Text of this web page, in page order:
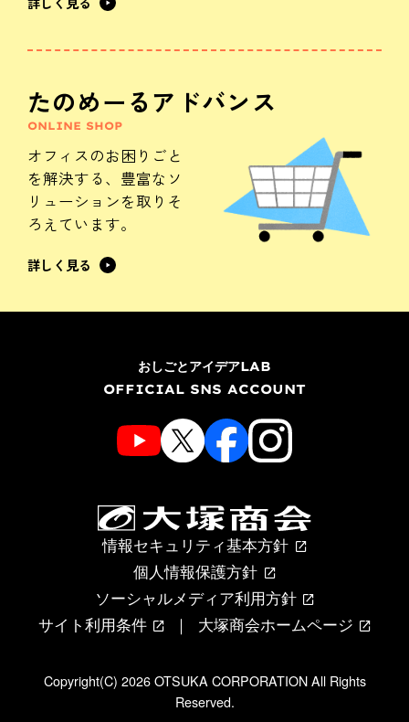
たのめーるアドバンス
ONLINE SHOP
オフィスのお困りごと
を解決する、 豊富なソ
リューションを取りそ
ろえています。
詳しく見る
おしごとアイデアLAB
OFFICIAL SNS ACCOUNT
情報セキュリティ基本方針
個人情報保護方針
ソーシャルメディア利用方針
サイト利用条件
大塚商会ホームページ
Copyright(C) 2026 OTSUKA CORPORATION All Rights
Reserved.